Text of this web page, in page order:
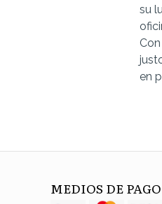
su
en
MEDIOS DE PAGO